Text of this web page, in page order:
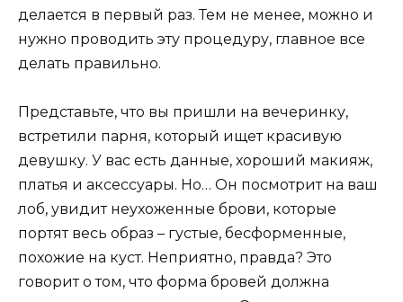
делается в первый раз. Тем не менее, можно и
нужно проводить эту процедуру, главное все
делать правильно.
Представьте, что вы пришли на вечеринку,
встретили парня, который ищет красивую
девушку. У вас есть данные, хороший макияж,
платья и аксессуары. Но… Он посмотрит на ваш
лоб, увидит неухоженные брови, которые
портят весь образ – густые, бесформенные,
похожие на куст. Неприятно, правда? Это
говорит о том, что форма бровей должна